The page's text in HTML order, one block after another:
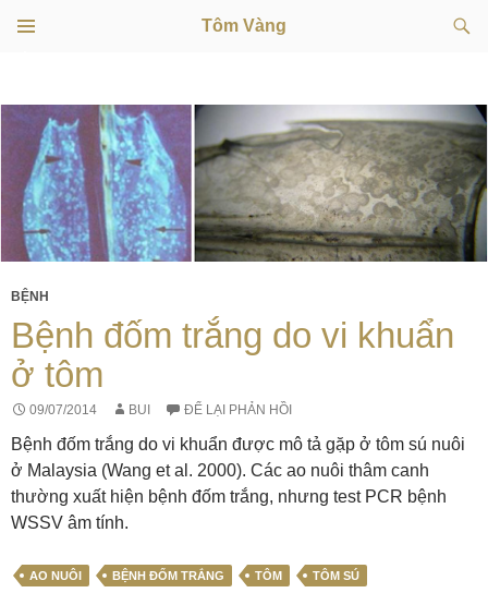
Tôm Vàng
kiếm
NỘI
DUNG
BỆNH
Bệnh đốm trắng do vi khuẩn
ở tôm
09/07/2014 BUI ĐỂ LẠI PHẢN HỒI
Bệnh đốm trắng do vi khuẩn được mô tả gặp ở tôm sú nuôi
ở Malaysia (Wang et al. 2000). Các ao nuôi thâm canh
thường xuất hiện bệnh đốm trắng, nhưng test PCR bệnh
WSSV âm tính.
AO NUÔI BỆNH ĐỐM TRẮNG TÔM TÔM SÚ